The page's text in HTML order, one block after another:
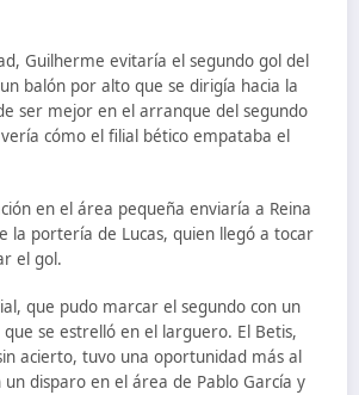
Guilherme evitaría el segundo gol del
balón por alto que se dirigía hacia la
ser mejor en el arranque del segundo
cómo el filial bético empataba el
en el área pequeña enviaría a Reina
la portería de Lucas, quien llegó a tocar
el gol.
que pudo marcar el segundo con un
que se estrelló en el larguero. El Betis,
acierto, tuvo una oportunidad más al
disparo en el área de Pablo García y